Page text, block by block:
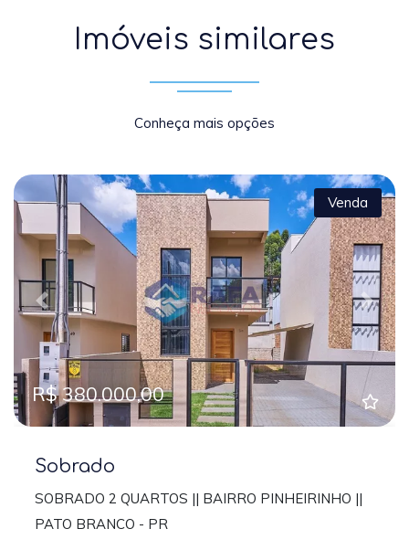
Imóveis similares
Conheça mais opções
Previous Next
Venda
R$ 380.000,00
Sobrado
SOBRADO 2 QUARTOS || BAIRRO PINHEIRINHO ||
PATO BRANCO - PR